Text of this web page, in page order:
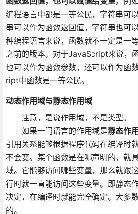
编程语言中都是一等公民，字符串可
串可以作为函数返回值，字符串也可
种编程语言来说，函数就不一定是一
之前的版本。对于JavaScript来说，
也可以作为函数参数，还可以作为函
ript中函数是一等公民。
动态作用域与静态作用域
注意，是说作用域，不是类型。
如果一门语言的作用域是静态作
引用关系能够根据程序代码在编译时
不会变。某个函数是在哪声明的，就
域。它能够访问哪些变量，那么就跟
行时就一直能访问这些变量。即静态
决定，在编译时就能完全确定。大多
的。